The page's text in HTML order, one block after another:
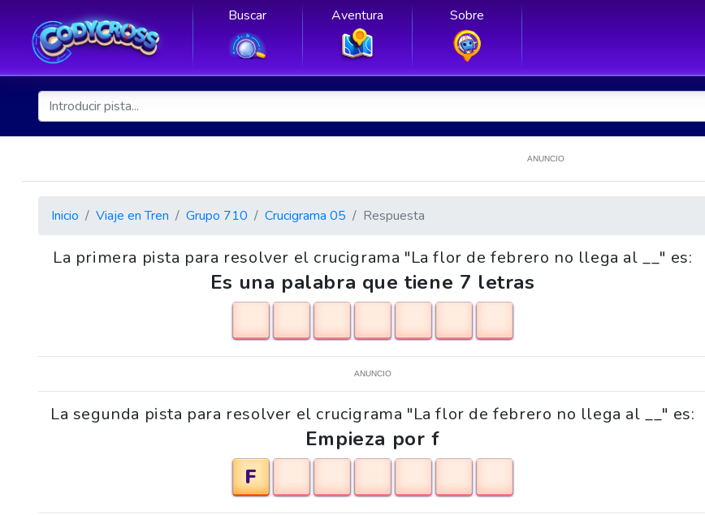
Buscar Aventura Sobre
ANUNCIO
Inicio Viaje en Tren Grupo 710 Crucigrama 05 Respuesta
La primera pista para resolver el crucigrama "La flor de febrero no llega al __" es:
Es una palabra que tiene 7 letras
ANUNCIO
La segunda pista para resolver el crucigrama "La flor de febrero no llega al __" es:
Empieza por f
F